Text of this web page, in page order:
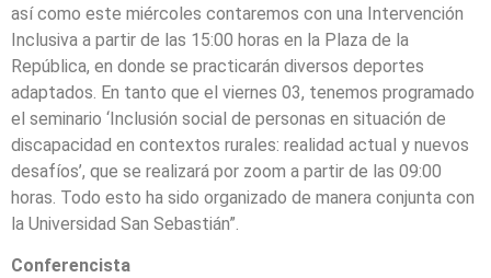
así como este miércoles contaremos con una Intervención
Inclusiva a partir de las 15:00 horas en la Plaza de la
República, en donde se practicarán diversos deportes
adaptados. En tanto que el viernes 03, tenemos programado
el seminario ‘Inclusión social de personas en situación de
discapacidad en contextos rurales: realidad actual y nuevos
desafíos’, que se realizará por zoom a partir de las 09:00
horas. Todo esto ha sido organizado de manera conjunta con
la Universidad San Sebastián”.
Conferencista